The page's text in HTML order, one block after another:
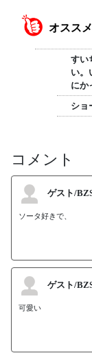
オスス
すい
い。
にか
ショ
コメント
ゲスト/
ソータ好きで、
ゲスト/
可愛い